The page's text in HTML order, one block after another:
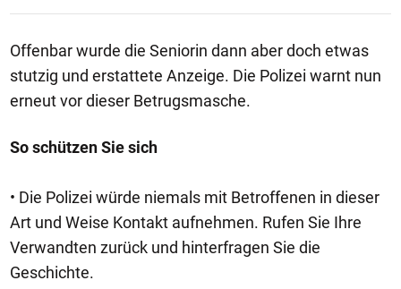
Offenbar wurde die Seniorin dann aber doch etwas
stutzig und erstattete Anzeige. Die Polizei warnt nun
erneut vor dieser Betrugsmasche.
So schützen Sie sich
• Die Polizei würde niemals mit Betroffenen in dieser
Art und Weise Kontakt aufnehmen. Rufen Sie Ihre
Verwandten zurück und hinterfragen Sie die
Geschichte.